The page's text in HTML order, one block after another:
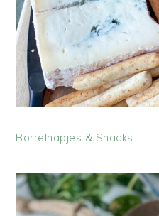
Borrelhapjes & Snacks